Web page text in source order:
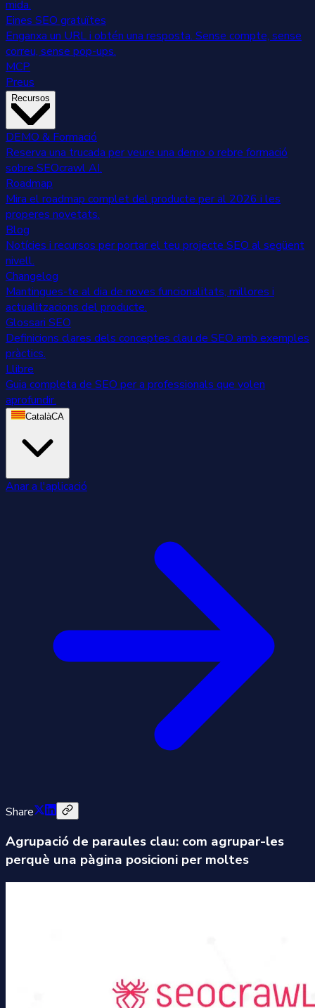
mida.
Eines SEO gratuïtes
Enganxa un URL i obtén una resposta. Sense compte, sense
correu, sense pop-ups.
MCP
Preus
Recursos
DEMO & Formació
Reserva una trucada per veure una demo o rebre formació
sobre SEOcrawl AI.
Roadmap
Mira el roadmap complet del producte per al 2026 i les
properes novetats.
Blog
Notícies i recursos per portar el teu projecte SEO al següent
nivell.
Changelog
Mantingues-te al dia de noves funcionalitats, millores i
actualitzacions del producte.
Glossari SEO
Definicions clares dels conceptes clau de SEO amb exemples
pràctics.
Llibre
Guia completa de SEO per a professionals que volen
aprofundir.
CatalàCA
Anar a l'aplicació
Share
Agrupació de paraules clau: com agrupar-les
perquè una pàgina posicioni per moltes